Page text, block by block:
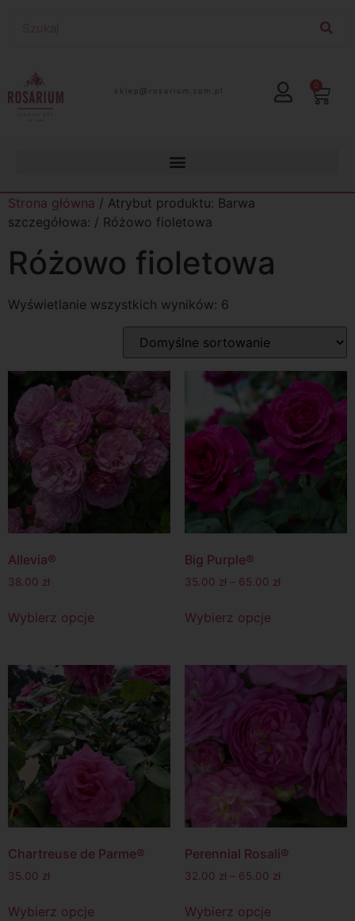
lp.moc.muirasor@pelks 0
Strona główna / Atrybut produktu: Barwa
szczegółowa: / Różowo fioletowa
Różowo fioletowa
Wyświetlanie wszystkich wyników: 6
Allevia®
38.00 zł
Wybierz opcje
Big Purple®
35.00 zł – 65.00 zł
Wybierz opcje
Chartreuse de Parme®
35.00 zł
Wybierz opcje
Perennial Rosali®
32.00 zł – 65.00 zł
Wybierz opcje